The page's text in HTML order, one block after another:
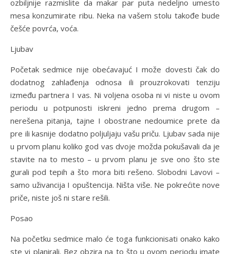
ozbiljnije razmislite da makar par puta nedeljno umesto
mesa konzumirate ribu. Neka na vašem stolu takođe bude
češće povrća, voća.
Ljubav
Početak sedmice nije obećavajuć I može dovesti čak do
dodatnog zahlađenja odnosa ili prouzrokovati tenziju
između partnera I vas. Ni voljena osoba ni vi niste u ovom
periodu u potpunosti iskreni jedno prema drugom –
nerešena pitanja, tajne I obostrane nedoumice prete da
pre ili kasnije dodatno poljuljaju vašu priču. Ljubav sada nije
u prvom planu koliko god vas dvoje možda pokušavali da je
stavite na to mesto – u prvom planu je sve ono što ste
gurali pod tepih a što mora biti rešeno. Slobodni Lavovi –
samo uživancija I opuštencija. Ništa više. Ne pokrećite nove
priče, niste još ni stare rešili.
Posao
Na početku sedmice malo će toga funkcionisati onako kako
ste vi planirali. Bez obzira na to što u ovom periodu imate